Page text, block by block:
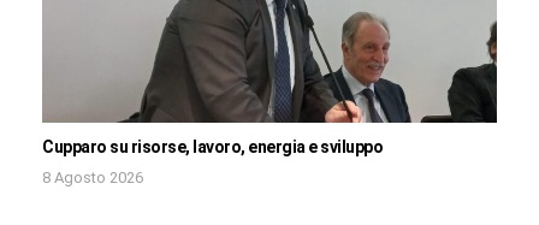
Cupparo su risorse, lavoro, energia e sviluppo
8 Agosto 2026